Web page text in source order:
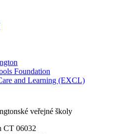
Foundation
and Learning (EXCL)
veřejné školy
CT 06032